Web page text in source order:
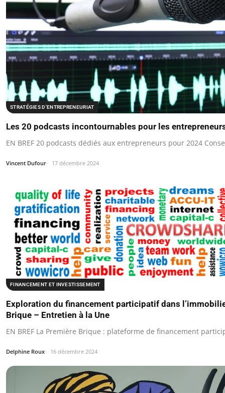
STRATÉGIES D'ENTREPRENEURIAT
Les 20 podcasts incontournables pour les
EN BREF 20 podcasts dédiés aux entrepreneurs pour 2024
Vincent Dufour 17 décembre 2024
FINANCEMENT ET INVESTISSEMENT
Exploration du financement participatif dans
Brique – Entretien à la Une
EN BREF La Première Brique : plateforme de financement
Delphine Roux 16 décembre 2024